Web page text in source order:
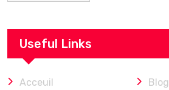
Useful Links
Acceuil Blog